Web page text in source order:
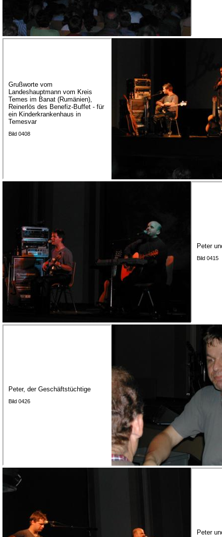
Grußworte vom
Landeshauptmann vom Kreis
Temes im Banat (Rumänien),
Reinerlös des Benefiz-Buffet - für
ein Kinderkrankenhaus in
Temesvar
Bild 0408
Peter
Bild 0415
Peter, der Geschäftstüchtige
Bild 0426
Peter